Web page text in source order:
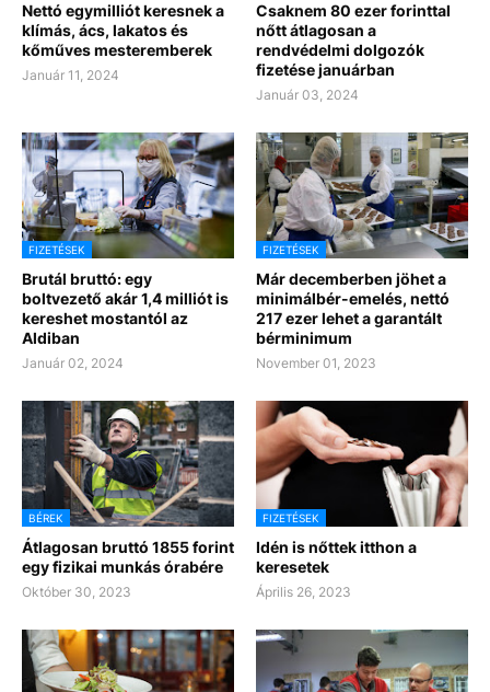
Nettó egymilliót keresnek a
klímás, ács, lakatos és
kőműves mesteremberek
Január 11, 2024
Csaknem 80 ezer forinttal
nőtt átlagosan a
rendvédelmi dolgozók
fizetése januárban
Január 03, 2024
FIZETÉSEK
Brutál bruttó: egy
boltvezető akár 1,4 milliót is
kereshet mostantól az
Aldiban
Január 02, 2024
FIZETÉSEK
Már decemberben jöhet a
minimálbér-emelés, nettó
217 ezer lehet a garantált
bérminimum
November 01, 2023
BÉREK
Átlagosan bruttó 1855 forint
egy fizikai munkás órabére
Október 30, 2023
FIZETÉSEK
Idén is nőttek itthon a
keresetek
Április 26, 2023